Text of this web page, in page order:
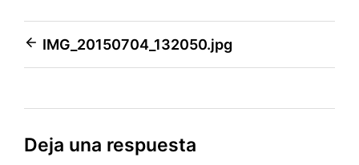
Navegación
de
entradas
IMG_20150704_132050.jpg
Deja una respuesta